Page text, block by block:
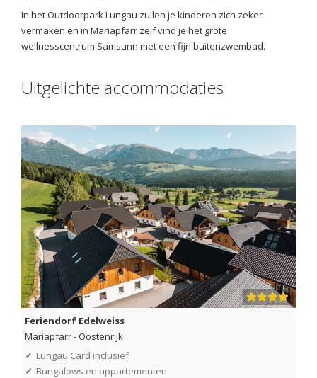
In het Outdoorpark Lungau zullen je kinderen zich zeker
vermaken en in Mariapfarr zelf vind je het grote
wellnesscentrum Samsunn met een fijn buitenzwembad.
Uitgelichte accommodaties
Feriendorf Edelweiss
Mariapfarr-Oostenrijk
✓ Lungau Card inclusief
✓ Bungalows en appartementen